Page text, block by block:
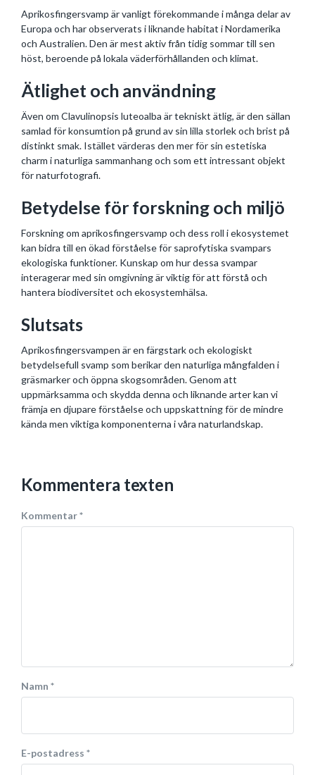
Aprikosfingersvamp är vanligt förekommande i många delar av
Europa och har observerats i liknande habitat i Nordamerika
och Australien. Den är mest aktiv från tidig sommar till sen
höst, beroende på lokala väderförhållanden och klimat.
Ätlighet och användning
Även om Clavulinopsis luteoalba är tekniskt ätlig, är den sällan
samlad för konsumtion på grund av sin lilla storlek och brist på
distinkt smak. Istället värderas den mer för sin estetiska
charm i naturliga sammanhang och som ett intressant objekt
för naturfotografi.
Betydelse för forskning och miljö
Forskning om aprikosfingersvamp och dess roll i ekosystemet
kan bidra till en ökad förståelse för saprofytiska svampars
ekologiska funktioner. Kunskap om hur dessa svampar
interagerar med sin omgivning är viktig för att förstå och
hantera biodiversitet och ekosystemhälsa.
Slutsats
Aprikosfingersvampen är en färgstark och ekologiskt
betydelsefull svamp som berikar den naturliga mångfalden i
gräsmarker och öppna skogsområden. Genom att
uppmärksamma och skydda denna och liknande arter kan vi
främja en djupare förståelse och uppskattning för de mindre
kända men viktiga komponenterna i våra naturlandskap.
Kommentera texten
Kommentar*
Namn *
E-postadress *